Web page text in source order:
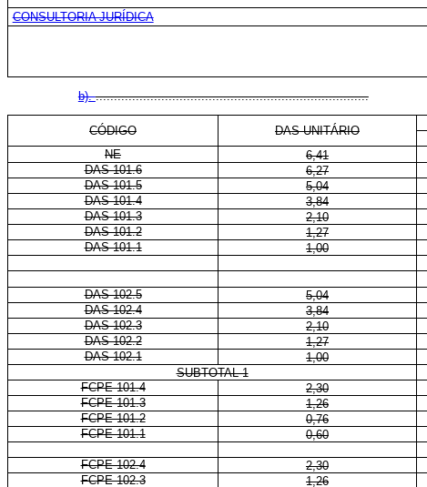
CONSULTORIA JURÍDICA
b)............................................................................
CÓDIGO DAS-UNITÁRIO
NE
6,41
DAS 101.6
6,27
DAS 101.5
5,04
DAS 101.4
3,84
DAS 101.3
2,10
DAS 101.2
1,27
DAS 101.1
1,00
DAS 102.5 5,04
DAS 102.4
3,84
DAS 102.3
2,10
DAS 102.2
1,27
DAS 102.1
1,00
SUBTOTAL 1
FCPE 101.4
2,30
FCPE 101.3
1,26
FCPE 101.2
0,76
FCPE 101.1
0,60
FCPE 102.4
2,30
FCPE 102.3
1,26